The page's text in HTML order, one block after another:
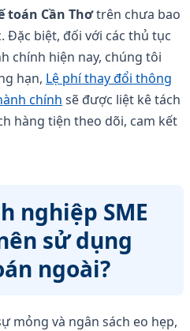
toán Cần Thơtrên chưa bao
Đặc biệt, đối với các thủ tục
chính hiện nay, chúng tôi
hạn, Lệ phí thay đổi thông
chính sẽ được liệt kê tách
hàng tiện theo dõi, cam kết
nghiệp SME
sử dụng
ngoài?
mỏng và ngân sách eo hẹp,